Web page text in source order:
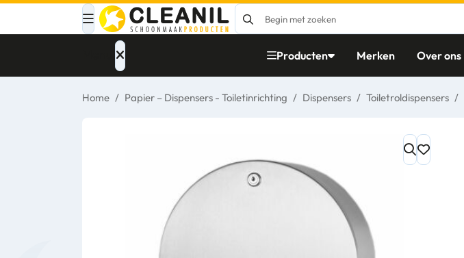
Producten
Reinigingsmiddelen
Papier – Dispensers
Merken Over ons
Home / Papier – Dispensers - Toiletinrichting / Dispensers / Toiletroldispensers /